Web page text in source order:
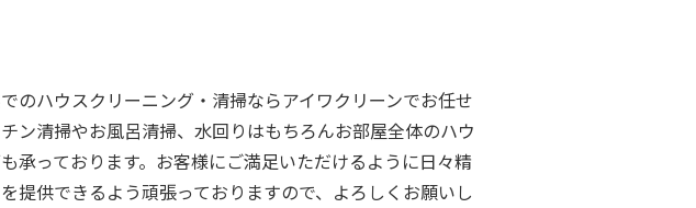
のハウスクリーニング・清掃ならアイワクリーンでお任せ
ン清掃やお風呂清掃、水回りはもちろんお部屋全体のハウ
承っております。お客様にご満足いただけるように日々精
提供できるよう頑張っておりますので、よろしくお願いし